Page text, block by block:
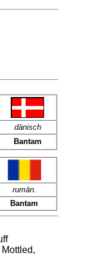
dänisch
Bantam
rumän.
Bantam